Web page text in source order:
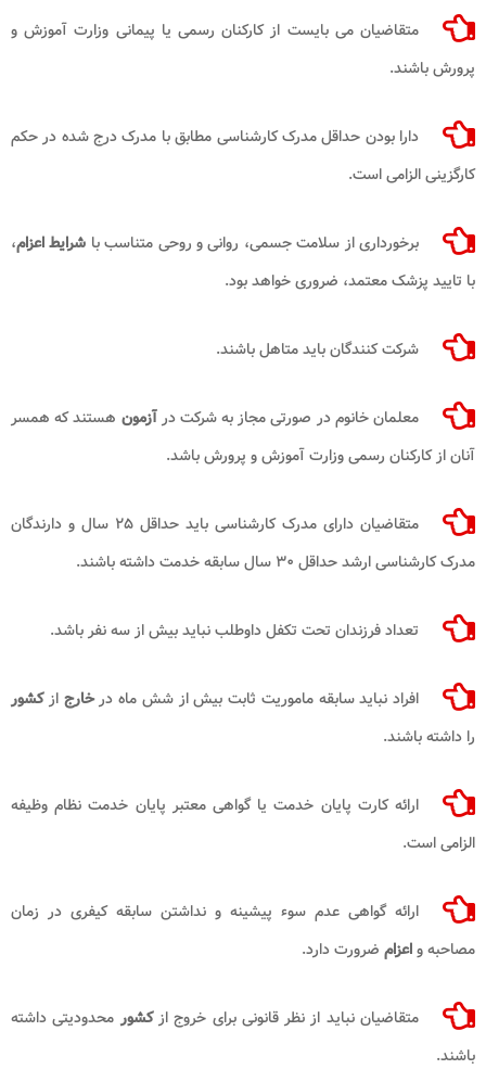
متقاضیان می‌ بایست از کارکنان رسمی یا پیمانی وزارت آموزش و
پرورش باشند.
دارا بودن حداقل مدرک کارشناسی مطابق با مدرک درج‌ شده در حکم
کارگزینی الزامی است.
برخورداری از سلامت جسمی، روانی و روحی متناسب با شرایط اعزام،
با تایید پزشک معتمد، ضروری خواهد بود.
شرکت‌ کنندگان باید متاهل باشند.
معلمان خانوم در صورتی مجاز به شرکت درآزمون هستند که همسر
آنان از کارکنان رسمی وزارت آموزش و پرورش باشد.
متقاضیان دارای مدرک کارشناسی باید حداقل ۲۵ سال و دارندگان
مدرک کارشناسی ارشد حداقل ۳۰ سال سابقه خدمت داشته باشند.
تعداد فرزندان تحت تکفل داوطلب نباید بیش از سه نفر باشد.
افراد نباید سابقه ماموریت ثابت بیش از شش ماه درخارجازکشور
را داشته باشند.
ارائه کارت پایان خدمت یا گواهی معتبر پایان خدمت نظام وظیفه
الزامی است.
ارائه گواهی عدم سوء پیشینه و نداشتن سابقه کیفری در زمان
مصاحبه واعزام ضرورت دارد.
متقاضیان نباید از نظر قانونی برای خروج ازکشورمحدودیتی داشته
باشند.